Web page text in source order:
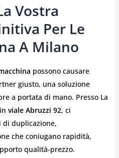
Vostra
Per Le
A Milano
possono causare
giusto, una soluzione
a portata di mano. Presso La
viale Abruzzi 92, ci
di duplicazione,
che coniugano rapidità,
qualità-prezzo.